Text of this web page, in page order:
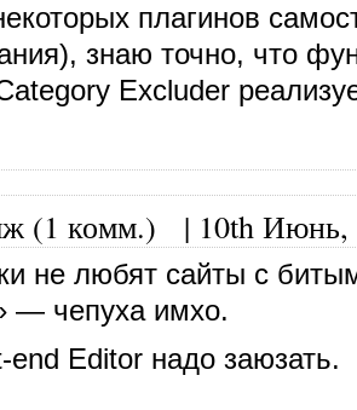
плагинов
знаю точно, что
Excluder
(1 комм.) | 10th Июнь,
не любят сайты с
— чепуха имхо.
end Editor надо заюзать.